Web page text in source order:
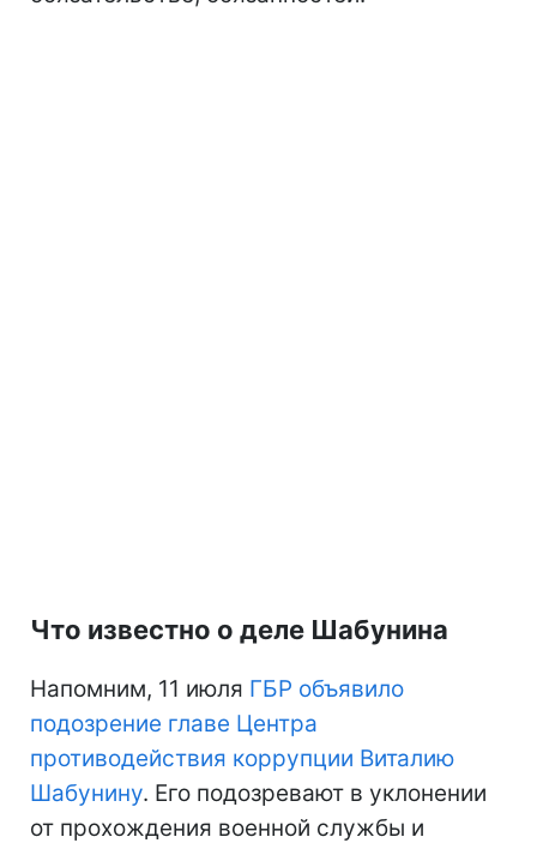
Что известно о деле Шабунина
Напомним, 11 июля ГБР объявило
подозрение главе Центра
противодействия коррупции Виталию
Шабунину. Его подозревают в уклонении
от прохождения военной службы и